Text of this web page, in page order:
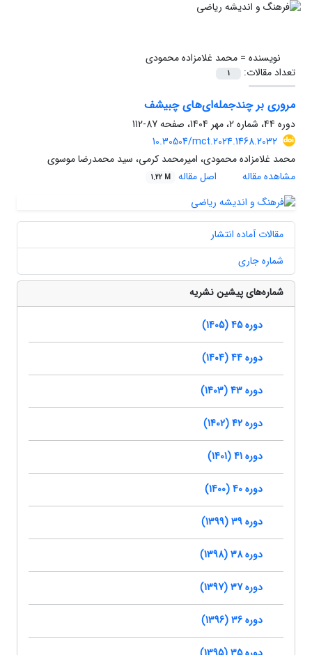
نویسنده =محمد غلامزاده محمودی
تعداد مقالات:
1
مروری بر چندجمله‌ای‌های چبیشف
دوره 44، شماره 2، مهر 1404، صفحه
87-112
10.30504/mct.2024.1468.2032
محمد غلامزاده محمودی، امیر‎‏‌محمد کرمی، سید محمد‌رضا موسوی
مشاهده مقاله
اصل مقاله 1.22 M
مقالات آماده انتشار
شماره جاری
شماره‌های پیشین نشریه
دوره 45 (1405)
دوره 44 (1404)
دوره 43 (1403)
دوره 42 (1402)
دوره 41 (1401)
دوره 40 (1400)
دوره 39 (1399)
دوره 38 (1398)
دوره 37 (1397)
دوره 36 (1396)